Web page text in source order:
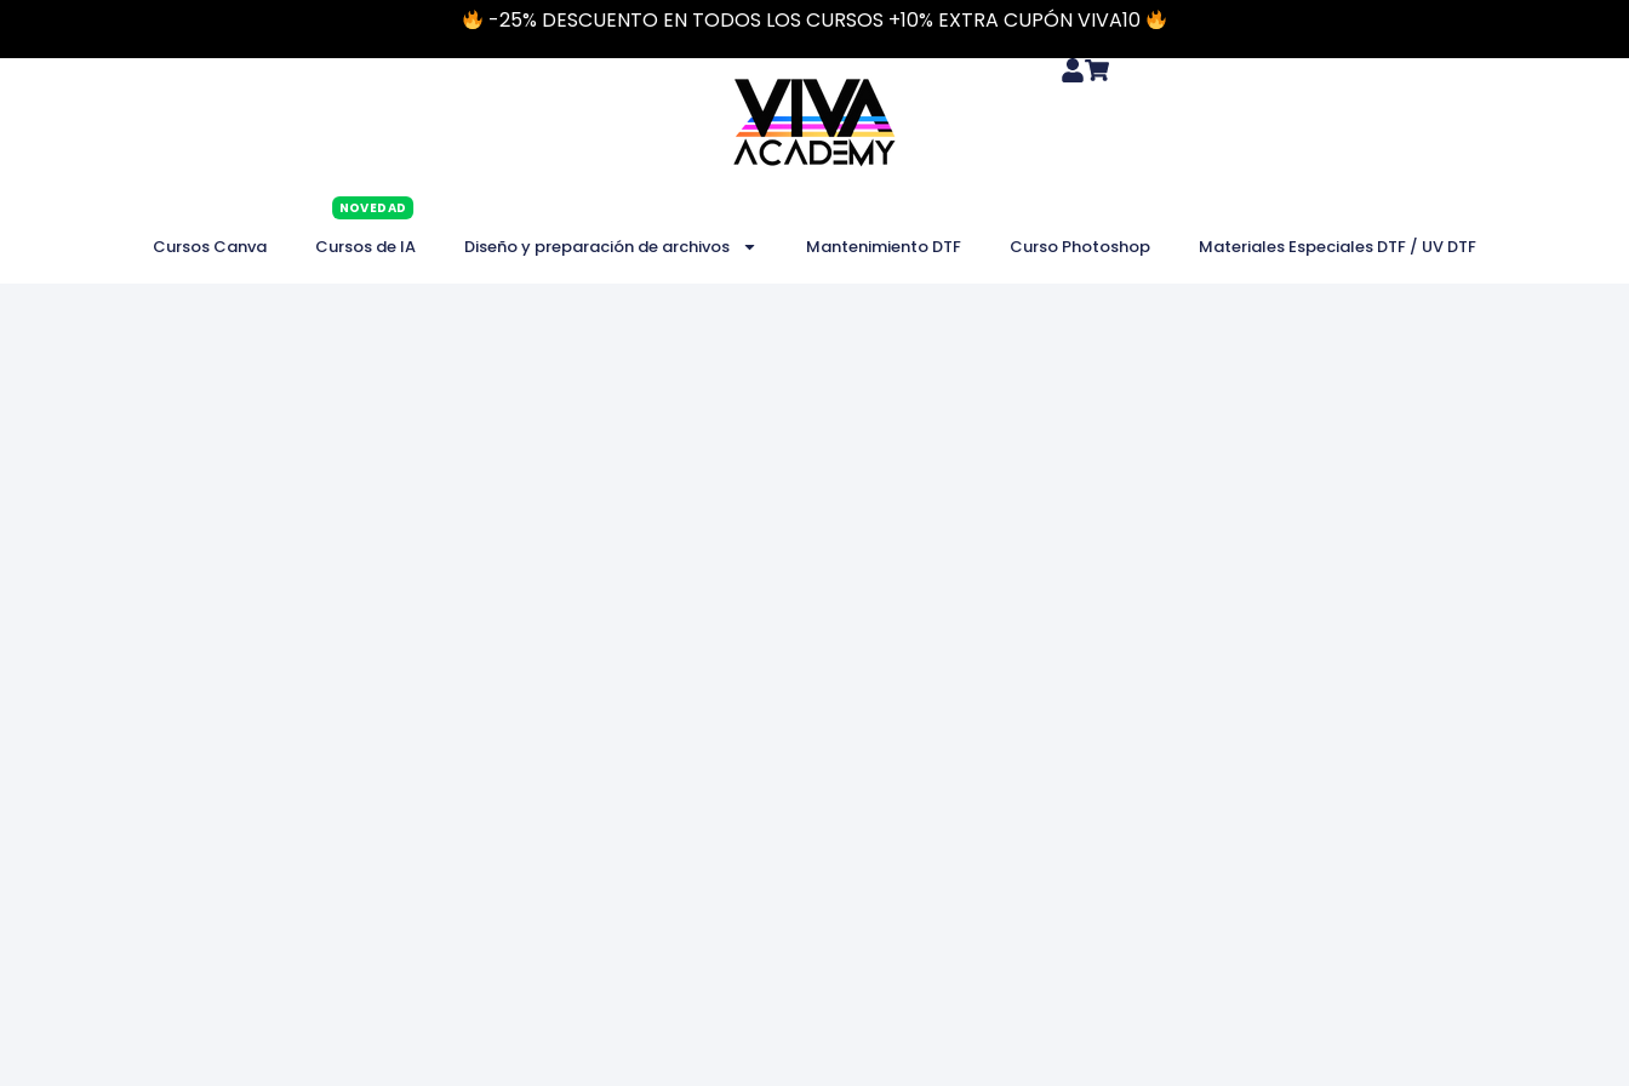
-25% DESCUENTO EN TODOS LOS CURSOS +10% EXTRA CUPÓN VIVA10
Cursos Canva Cursos de IA
NOVEDAD
Diseño y preparación de archivos Mantenimiento DTF Curso Photoshop Materiales Especiales DTF / UV DTF